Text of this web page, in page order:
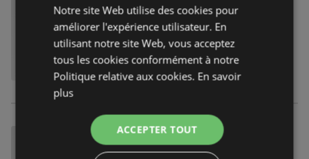
Notre site Web utilise des cookies pour
améliorer l'expérience utilisateur. En
utilisant notre site Web, vous acceptez
tous les cookies conformément à notre
Politique relative aux cookies. En savoir
plus
ACCEPTER TOUT